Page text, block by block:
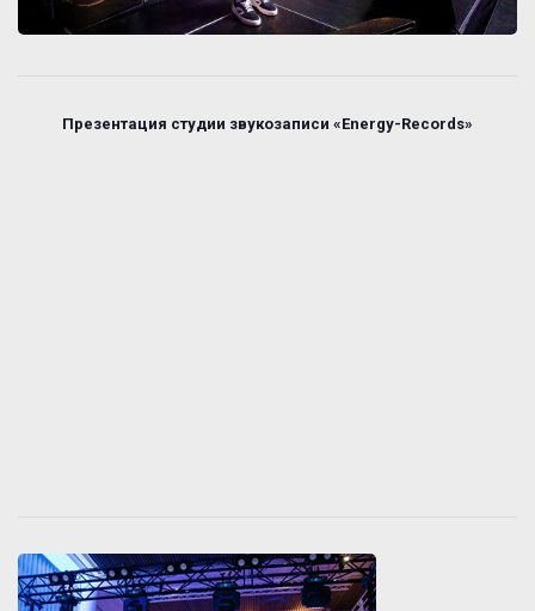
Презентация студии звукозаписи «Energy-Records»